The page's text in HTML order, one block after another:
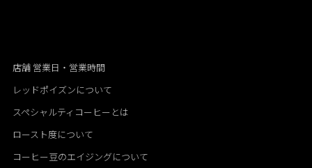
店舗 営業日・営業時間
レッドポイズンについて
スペシャルティコーヒーとは
ロースト度について
コーヒー豆のエイジングについて